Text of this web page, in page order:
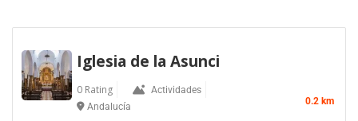
Iglesia de la Asunci
0 Rating
Actividades
Andalucía
0.2 km